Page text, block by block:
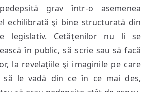
grav într-o asemenea
echilibrată şi bine structurată din
legislativ. Cetăţenilor nu li se
în public, să scrie sau să facă
la revelaţiile şi imaginile pe care
să le vadă din ce în ce mai des,